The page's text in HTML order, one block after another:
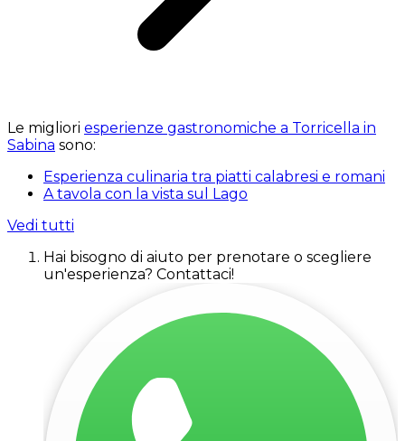
Le migliori esperienze gastronomiche a Torricella in
Sabina sono:
Esperienza culinaria tra piatti calabresi e romani
A tavola con la vista sul Lago
Vedi tutti
Hai bisogno di aiuto per prenotare o scegliere
un'esperienza? Contattaci!